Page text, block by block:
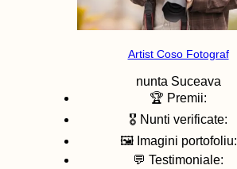
Artist Coso Fotograf
nunta Suceava
🏆 Premii:
🎖️ Nunti verificate:
🖼️ Imagini portofoliu:
💬 Testimoniale: